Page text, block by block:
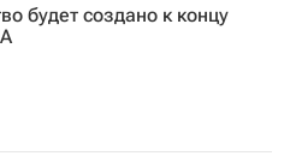
будет создано к концу